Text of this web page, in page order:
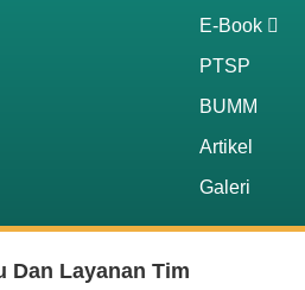
E-Book
PTSP
BUMM
Artikel
Galeri
Dan Layanan Tim